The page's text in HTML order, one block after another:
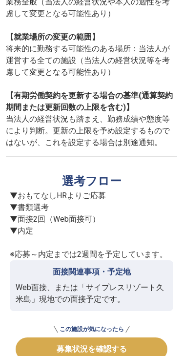
慮して変更となる可能性あり）
【就業場所の変更の範囲】
将来的に勤務する可能性のある場所：当法人が
運営する全ての施設（当法人の経営状況等を考
慮して変更となる可能性あり）
【有期労働契約を更新する場合の基準(通算契約
期間または更新回数の上限を含む)】
当法人の経営状況も踏まえ、勤務成績や態度等
により判断。更新の上限を予め設定するもので
はないが、これを設定する場合は別途通知。
選考フロー
▼おもてなしHRよりご応募
▼書類選考
▼面接2回（Web面接可）
▼内定
※応募～内定までは2週間を予定しています。
面接関連事項・予定地
Web面接、または「サイプレスリゾート久
米島」現地での面接予定です。
この施設が気になったら
募集状況を確認する